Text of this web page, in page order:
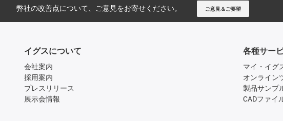
弊社の改善点について、ご意見をお寄せください。 ご意見＆ご要望
イグスについて
会社案内
採用案内
プレスリリース
展示会情報
各種サー
マイ・イ
オンライン
製品サンプ
CADファイ